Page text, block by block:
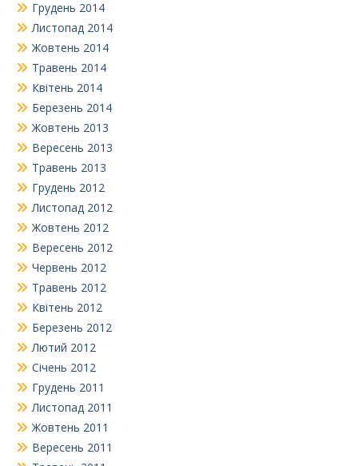
Грудень 2014
Листопад 2014
Жовтень 2014
Травень 2014
Квітень 2014
Березень 2014
Жовтень 2013
Вересень 2013
Травень 2013
Грудень 2012
Листопад 2012
Жовтень 2012
Вересень 2012
Червень 2012
Травень 2012
Квітень 2012
Березень 2012
Лютий 2012
Січень 2012
Грудень 2011
Листопад 2011
Жовтень 2011
Вересень 2011